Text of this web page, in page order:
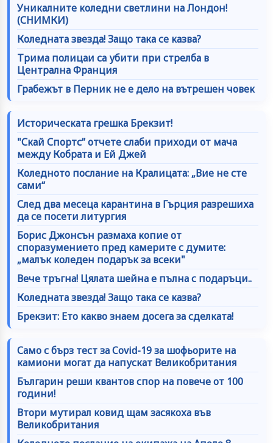
Уникалните коледни светлини на Лондон!
(СНИМКИ)
Коледната звезда! Защо така се казва?
Трима полицаи са убити при стрелба в
Централна Франция
Грабежът в Перник не е дело на вътрешен човек
Историческата грешка Брекзит!
"Скай Спортс” отчете слаби приходи от мача
между Кобрата и Ей Джей
Коледното послание на Кралицата: „Вие не сте
сами“
След два месеца карантина в Гърция разрешиха
да се посети литургия
Борис Джонсън размаха копие от
споразумението пред камерите с думите:
„малък коледен подарък за всеки"
Вече тръгна! Цялата шейна е пълна с подаръци..
Коледната звезда! Защо така се казва?
Брекзит: Ето какво знаем досега за сделката!
Само с бърз тест за Covid-19 за шофьорите на
камиони могат да напускат Великобритания
Българин реши квантов спор на повече от 100
години!
Втори мутирал ковид щам засякоха във
Великобритания